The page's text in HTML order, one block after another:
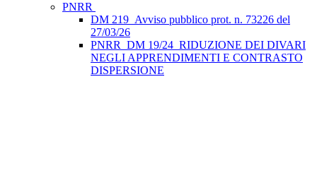
PNRR
DM 219_Avviso pubblico prot. n. 73226 del
27/03/26
PNRR_DM 19/24_RIDUZIONE DEI DIVARI
NEGLI APPRENDIMENTI E CONTRASTO
DISPERSIONE